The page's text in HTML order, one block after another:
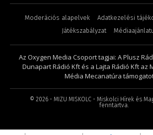
Moderációs alapelvek Adatkezelési
Játékszabályzat
Az Oxygen Media Csoport tagjai: A Plusz
Dunapart Rádió Kft és a Lajta Rádió Kft az
Média Mecanatúra
© 2026- MIZU MISKOLC - Miskolci Hírek és
fenntartva.